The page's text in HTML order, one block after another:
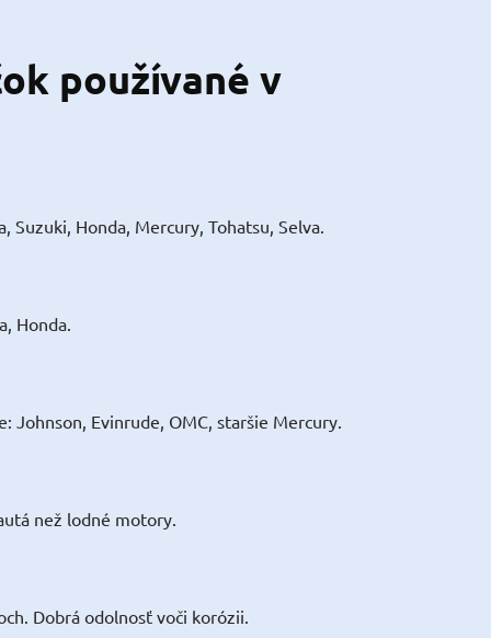
používané v
Suzuki, Honda, Mercury, Tohatsu, Selva.
Honda.
Johnson, Evinrude, OMC, staršie Mercury.
než lodné motory.
Dobrá odolnosť voči korózii.